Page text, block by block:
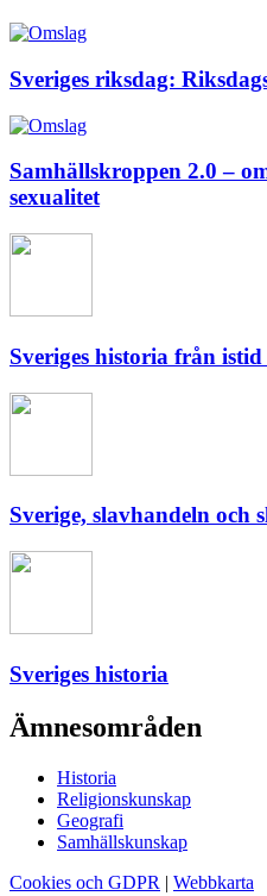
Sveriges riksdag:
Samhällskroppen 2.0 –
sexualitet
Sveriges historia från
Sverige, slavhandeln och
Sveriges historia
Ämnesområden
Historia
Religionskunskap
Geografi
Samhällskunskap
Cookies och GDPR | Webbkarta